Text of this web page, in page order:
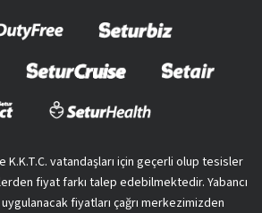
K.K.T.C. vatandaşları için geçerli olup tesisler
fiyat farkı talep edebilmektedir. Yabancı
fiyatları çağrı merkezimizden